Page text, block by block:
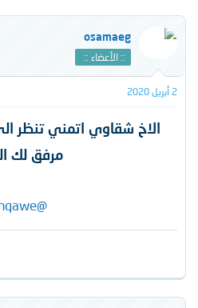
osamaeg
:: الأعضاء ::
2 أبريل 2020
الاخ شقاوي اتمني تنظر
مرفق لك
@shqawe